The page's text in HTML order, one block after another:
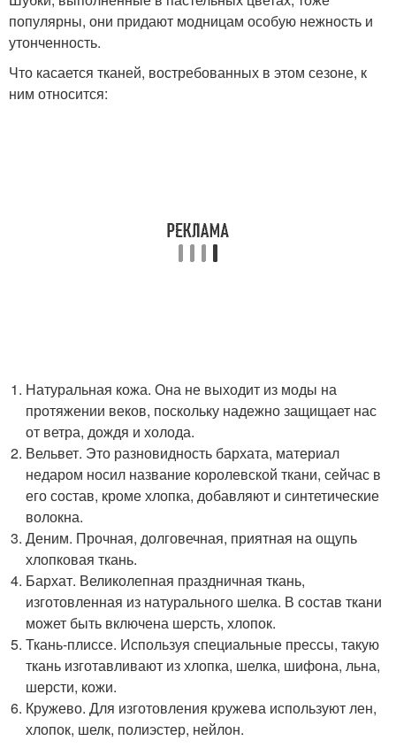
популярны, они придают модницам особую нежность и
утонченность.
Что касается тканей, востребованных в этом сезоне, к
ним относится:
Натуральная кожа. Она не выходит из моды на
протяжении веков, поскольку надежно защищает нас
от ветра, дождя и холода.
Вельвет. Это разновидность бархата, материал
недаром носил название королевской ткани, сейчас в
его состав, кроме хлопка, добавляют и синтетические
волокна.
Деним. Прочная, долговечная, приятная на ощупь
хлопковая ткань.
Бархат. Великолепная праздничная ткань,
изготовленная из натурального шелка. В состав ткани
может быть включена шерсть, хлопок.
Ткань-плиссе. Используя специальные прессы, такую
ткань изготавливают из хлопка, шелка, шифона, льна,
шерсти, кожи.
Кружево. Для изготовления кружева используют лен,
хлопок, шелк, полиэстер, нейлон.